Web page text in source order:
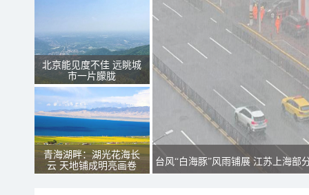
北京能见度不佳 远眺城
市一片朦胧
青海湖畔：湖光花海长
云 天地铺成明亮画卷
台风“白海豚”风雨铺展 江苏上海部